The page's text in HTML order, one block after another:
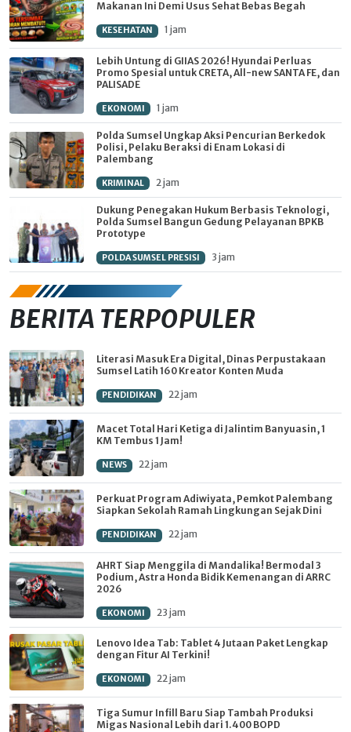
Makanan Ini Demi Usus Sehat Bebas Begah
KESEHATAN 1 jam
Lebih Untung di GIIAS 2026! Hyundai Perluas
Promo Spesial untuk CRETA, All-new SANTA FE, dan
PALISADE
EKONOMI 1 jam
Polda Sumsel Ungkap Aksi Pencurian Berkedok
Polisi, Pelaku Beraksi di Enam Lokasi di
Palembang
KRIMINAL 2 jam
Dukung Penegakan Hukum Berbasis Teknologi,
Polda Sumsel Bangun Gedung Pelayanan BPKB
Prototype
POLDA SUMSEL PRESISI 3 jam
BERITA TERPOPULER
Literasi Masuk Era Digital, Dinas Perpustakaan
Sumsel Latih 160 Kreator Konten Muda
PENDIDIKAN 22 jam
Macet Total Hari Ketiga di Jalintim Banyuasin, 1
KM Tembus 1 Jam!
NEWS 22 jam
Perkuat Program Adiwiyata, Pemkot Palembang
Siapkan Sekolah Ramah Lingkungan Sejak Dini
PENDIDIKAN 22 jam
AHRT Siap Menggila di Mandalika! Bermodal 3
Podium, Astra Honda Bidik Kemenangan di ARRC
2026
EKONOMI 23 jam
Lenovo Idea Tab: Tablet 4 Jutaan Paket Lengkap
dengan Fitur AI Terkini!
EKONOMI 22 jam
Tiga Sumur Infill Baru Siap Tambah Produksi
Migas Nasional Lebih dari 1.400 BOPD